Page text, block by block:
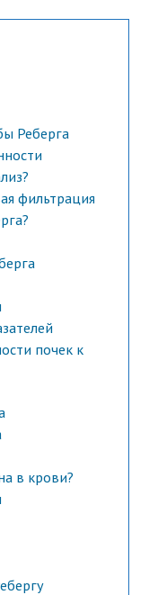
Реберга
фильтрация
почек к
в крови?